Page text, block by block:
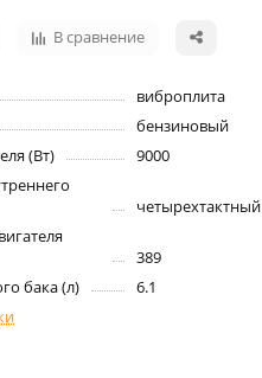
В сравнение
виброплита
бензиновый
(Вт)
9000
четырехтактный
389
бака (л)
6.1